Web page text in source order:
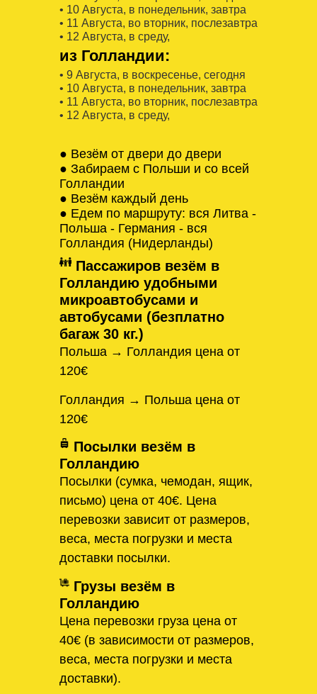
• 10 Августa, в понедельник, завтра
• 11 Августa, во вторник, послезавтра
• 12 Августa, в среду,
из Голландии:
• 9 Августa, в воскресенье, сегодня
• 10 Августa, в понедельник, завтра
• 11 Августa, во вторник, послезавтра
• 12 Августa, в среду,
● Везём от двери до двери
● Забираем с Польши и со всей
Голландии
● Везём каждый день
● Едем по маршруту: вся Литва -
Польша - Германия - вся
Голландия (Нидерланды)
Пассажиров везём в
Голландию удобными
микроавтобусами и
автобусами (безплатно
багаж 30 кг.)
Польша → Голландия цена от
120€
Голландия → Польша цена от
120€
Посылки везём в
Голландию
Посылки (сумка, чемодан, ящик,
письмо) цена от 40€. Цена
перевозки зависит от размеров,
веса, места погрузки и места
доставки посылки.
Грузы везём в
Голландию
Цена перевозки груза цена от
40€ (в зависимости от размеров,
веса, места погрузки и места
доставки).